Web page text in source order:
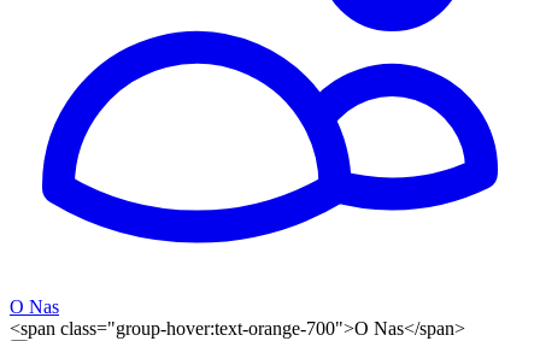
O Nas
<span class="group-hover:text-orange-700">O Nas</span>